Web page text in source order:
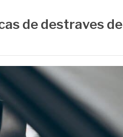
de destraves de